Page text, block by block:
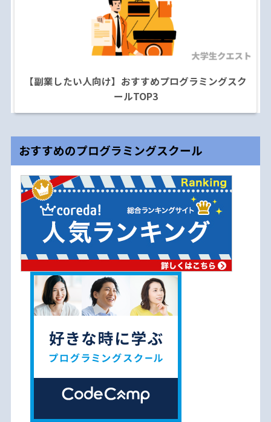
【副業したい人向け】おすすめプログラミングスク
ールTOP3
おすすめのプログラミングスクール